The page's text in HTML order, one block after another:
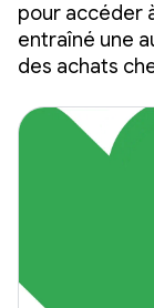
pour accéder
entraîné une
des achats